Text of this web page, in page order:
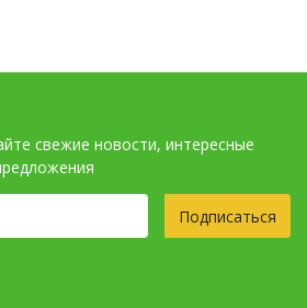
свежие новости, интересные
Подписаться